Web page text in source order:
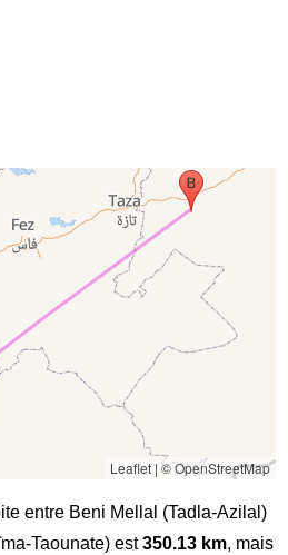
Leaflet| © OpenStreetMap
entre Beni Mellal (Tadla-Azilal)
Taounate) est350.13 km, mais